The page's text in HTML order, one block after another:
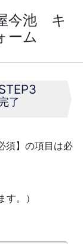
今池 キ
ーム
3
了
須】の項目は必
す。）